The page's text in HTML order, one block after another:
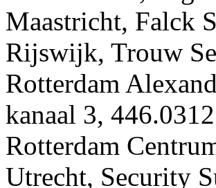
Maastricht, Falck
Rijswijk, Trouw
Rotterdam
kanaal 3,
Rotterdam
Utrecht, Security